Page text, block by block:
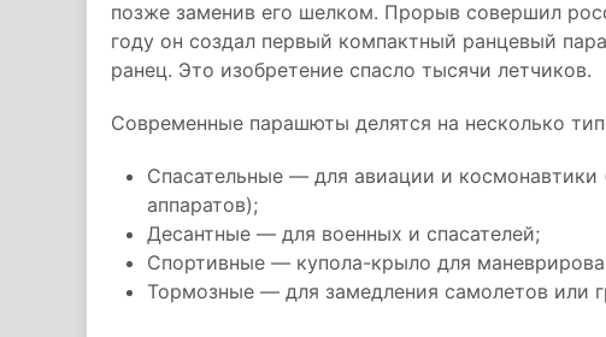
позже заменив его шелком. Прорыв совершил
году он создал первый компактный ранцевый
ранец. Это изобретение спасло тысячи летчиков.
Современные парашюты делятся на несколько
Спасательные — для авиации и
аппаратов);
Десантные — для военных и спасателей;
Спортивные — купола-крыло для
Тормозные — для замедления самолетов или